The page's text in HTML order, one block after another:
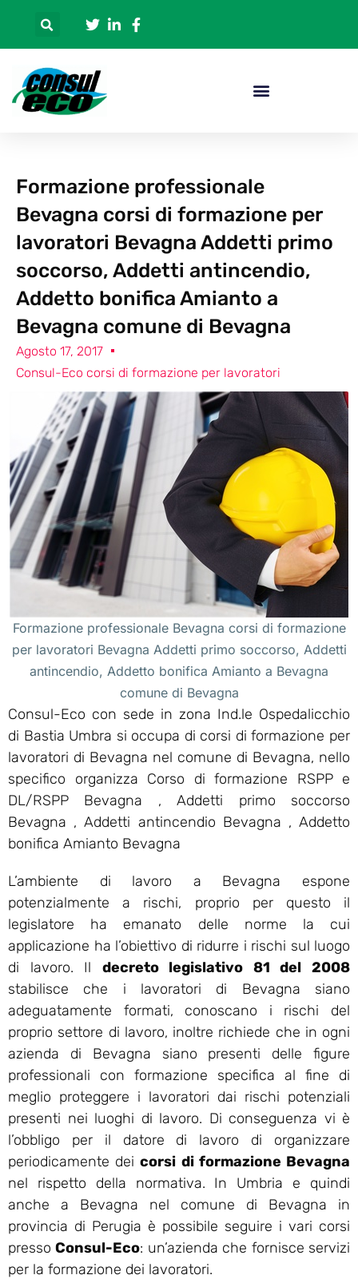
Formazione professionale
Bevagna corsi di formazione per
lavoratori Bevagna Addetti primo
soccorso, Addetti antincendio,
Addetto bonifica Amianto a
Bevagna comune di Bevagna
Agosto 17, 2017
Consul-Eco corsi di formazione per lavoratori
Formazione professionale Bevagna corsi di formazione
per lavoratori Bevagna Addetti primo soccorso, Addetti
antincendio, Addetto bonifica Amianto a Bevagna
comune di Bevagna
Consul-Eco con sede in zona Ind.le Ospedalicchio
di Bastia Umbra si occupa di corsi di formazione per
lavoratori di Bevagna nel comune di Bevagna, nello
specifico organizza Corso di formazione RSPP e
DL/RSPP Bevagna , Addetti primo soccorso
Bevagna , Addetti antincendio Bevagna , Addetto
bonifica Amianto Bevagna
L’ambiente di lavoro a Bevagna espone
potenzialmente a rischi, proprio per questo il
legislatore ha emanato delle norme la cui
applicazione ha l’obiettivo di ridurre i rischi sul luogo
di lavoro. Il decreto legislativo 81 del 2008
stabilisce che i lavoratori di Bevagna siano
adeguatamente formati, conoscano i rischi del
proprio settore di lavoro, inoltre richiede che in ogni
azienda di Bevagna siano presenti delle figure
professionali con formazione specifica al fine di
meglio proteggere i lavoratori dai rischi potenziali
presenti nei luoghi di lavoro. Di conseguenza vi è
l’obbligo per il datore di lavoro di organizzare
periodicamente deicorsi di formazione Bevagna
nel rispetto della normativa. In Umbria e quindi
anche a Bevagna nel comune di Bevagna in
provincia di Perugia è possibile seguire i vari corsi
pressoConsul-Eco: un’azienda che fornisce servizi
per la formazione dei lavoratori.